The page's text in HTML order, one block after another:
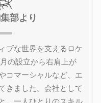
部より
ブな世界を支えるロケ
の設立から右肩上が
コマーシャルなど、エ
きました。会社として
、一人ひとりのスキル